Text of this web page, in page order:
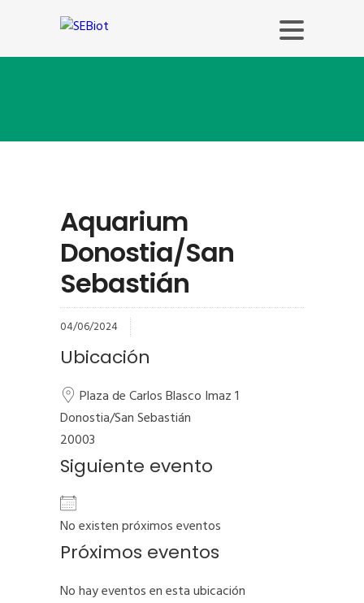
Aquarium
Donostia/San
Sebastián
04/06/2024
Ubicación
Plaza de Carlos Blasco Imaz 1
Donostia/San Sebastián
20003
Siguiente evento
No existen próximos eventos
Próximos eventos
No hay eventos en esta ubicación